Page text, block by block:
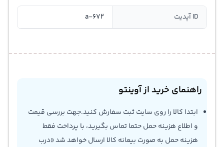
ID آپدیت a-672
راهنمای خرید از آوینتو
ابتدا کالا را روی سایت ثبت سفارش کنید.جهت بررسی قیمت
و اطلاع هزینه حمل حتما تماس بگیرید، با پرداخت فقط
هزینه حمل به صورت بیعانه کالا ارسال خواهد شد «درب